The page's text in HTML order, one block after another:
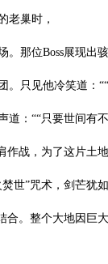
老巢时，
那位Boss展现出
。只见他冷笑道：
：““只要世间有
作战，为了这片土
世”咒术，剑芒犹
合。整个大地因巨